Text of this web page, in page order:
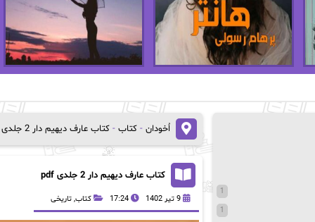
اُخودان - کتاب - کتاب عارف دیهیم دار 2 جلدی pdf
کتاب عارف دیهیم دار 2 جلدی pdf
9 تیر 1402 17:24 کتاب, تاریخی
1
1